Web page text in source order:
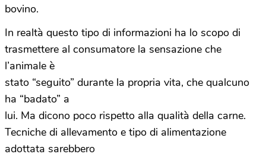
bovino.
In realtà questo tipo di informazioni ha lo scopo di
trasmettere al consumatore la sensazione che
l’animale è
stato “seguito” durante la propria vita, che qualcuno
ha “badato” a
lui. Ma dicono poco rispetto alla qualità della carne.
Tecniche di allevamento e tipo di alimentazione
adottata sarebbero